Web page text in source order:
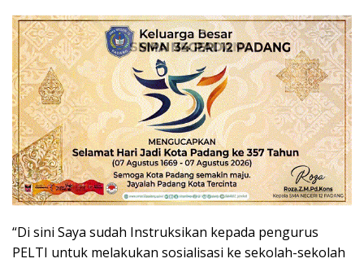
“Di sini Saya sudah Instruksikan kepada pengurus
PELTI untuk melakukan sosialisasi ke sekolah-sekolah